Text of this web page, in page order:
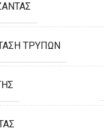
ΤΡΥΠΏΝ